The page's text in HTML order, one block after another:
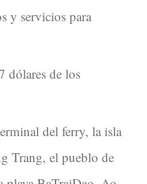
y servicios para
dólares de los
del ferry, la isla
Trang, el pueblo de